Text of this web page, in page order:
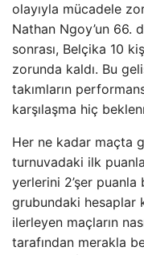
olayıyla mücadele
Nathan Ngoy’un 66.
sonrası, Belçika 10
zorunda kaldı. Bu
takımların
karşılaşma hiç
Her ne kadar maçta
turnuvadaki ilk
yerlerini 2’şer
grubundaki hesaplar
ilerleyen maçların
tarafından merakla